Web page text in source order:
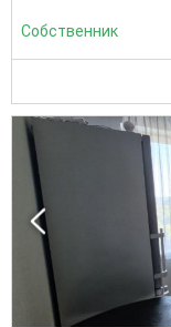
Собственник